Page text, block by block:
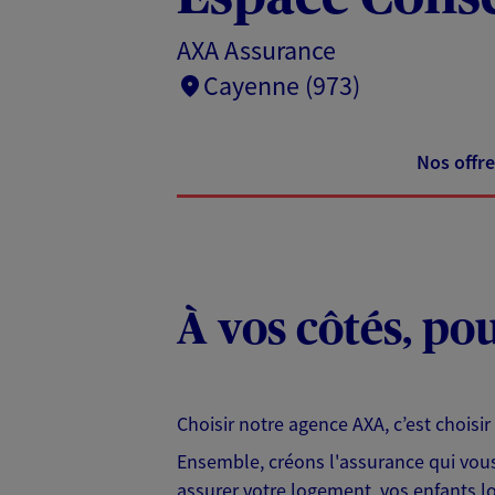
AXA Assurance
Cayenne (973)
Nos
À vos côtés,
Choisir notre agence AXA, c’est
Ensemble, créons l'assurance qui
assurer votre logement, vos enfants